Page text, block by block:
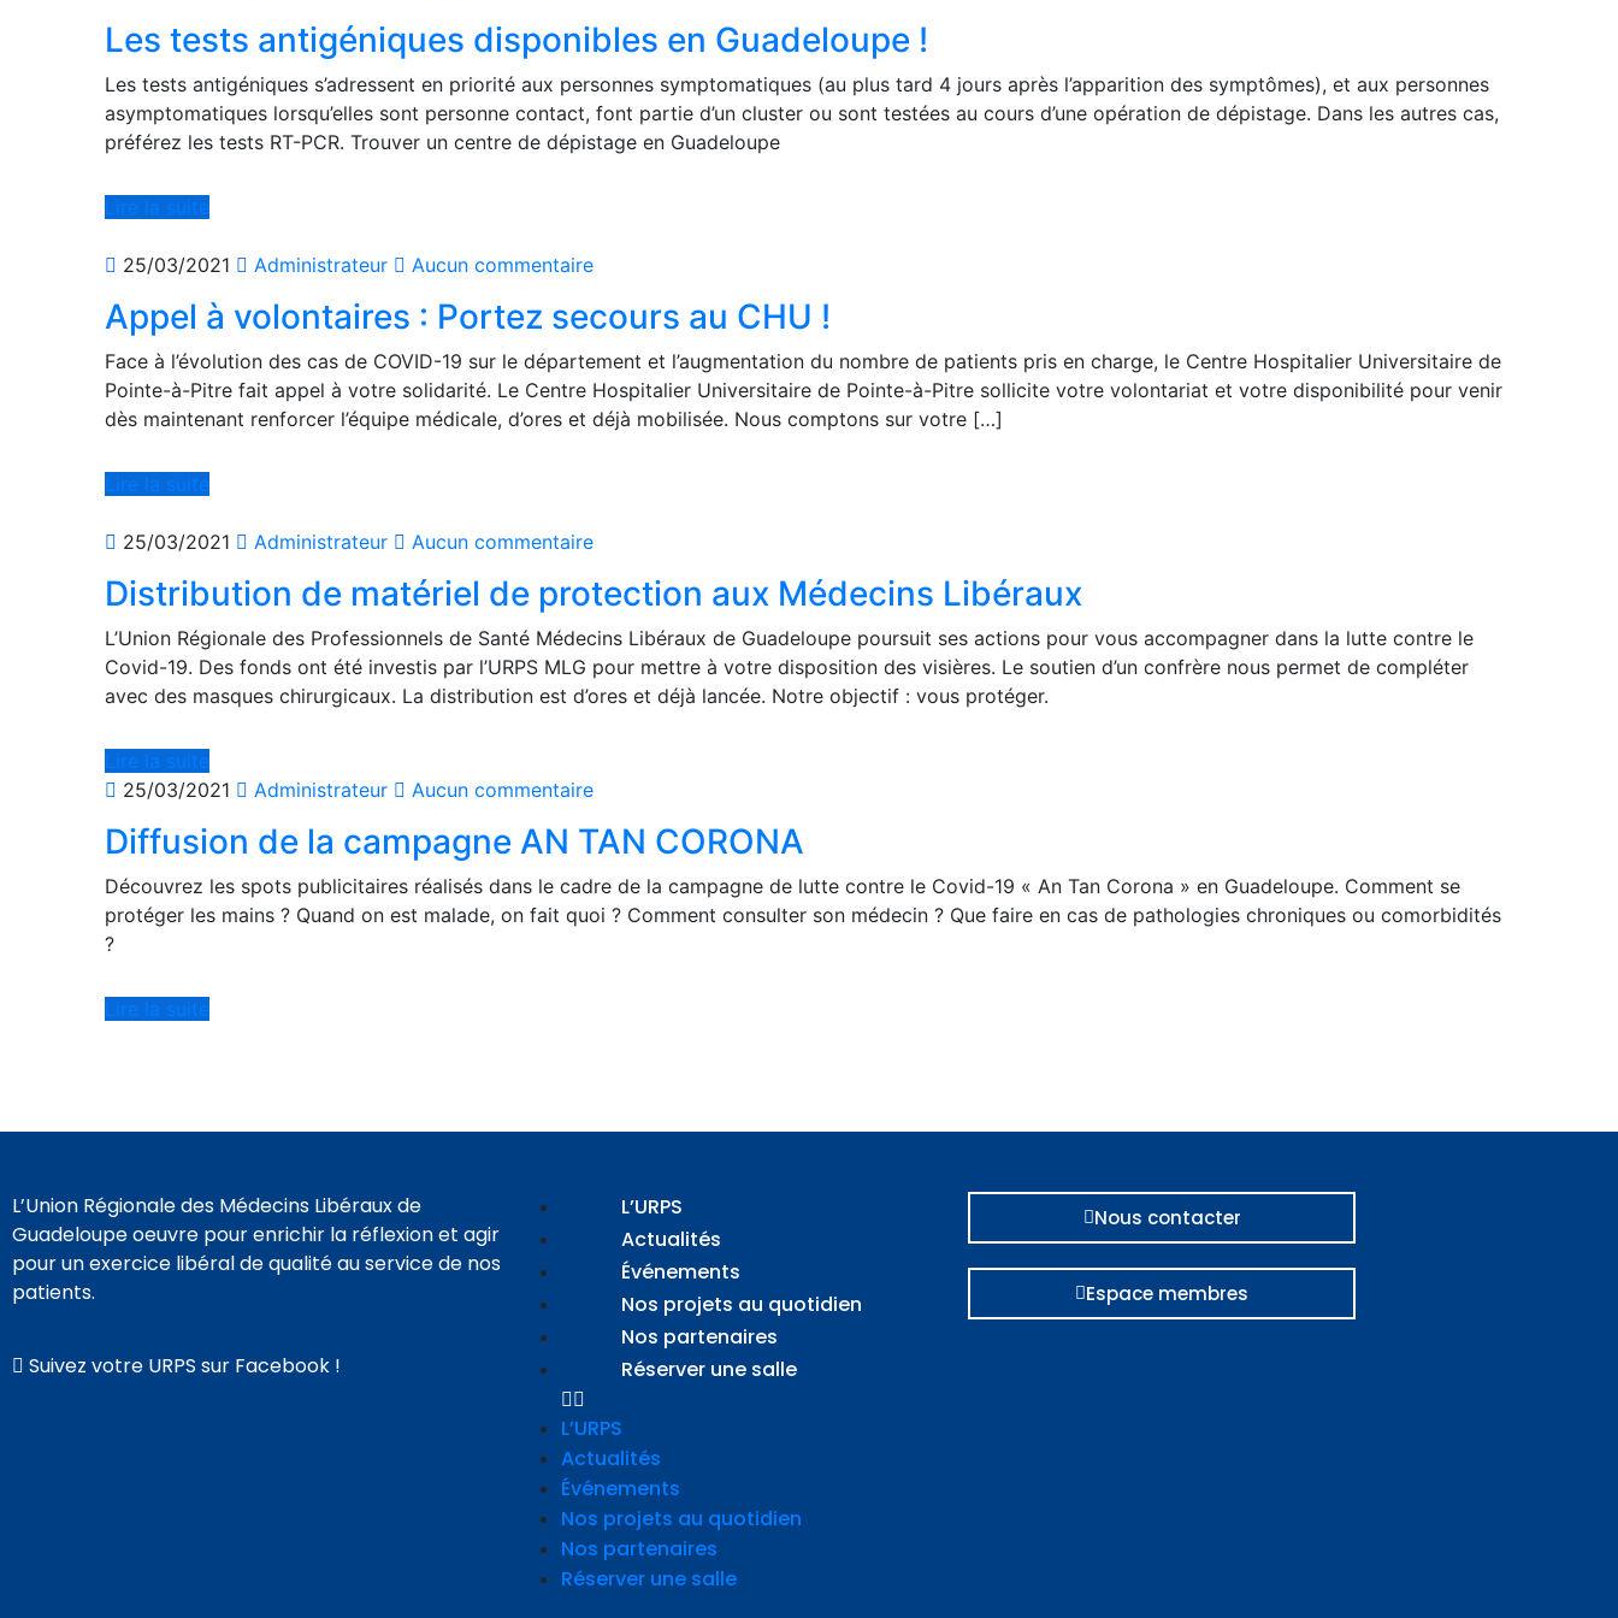
Les tests antigéniques disponibles en Guadeloupe !
Les tests antigéniques s’adressent en priorité aux personnes symptomatiques (au plus tard 4 jours après l’apparition des symptômes), et aux personnes
asymptomatiques lorsqu’elles sont personne contact, font partie d’un cluster ou sont testées au cours d’une opération de dépistage. Dans les autres cas,
préférez les tests RT-PCR. Trouver un centre de dépistage en Guadeloupe
Lire la suite
25/03/2021 Administrateur Aucun commentaire
Appel à volontaires : Portez secours au CHU !
Face à l’évolution des cas de COVID-19 sur le département et l’augmentation du nombre de patients pris en charge, le Centre Hospitalier Universitaire de
Pointe-à-Pitre fait appel à votre solidarité. Le Centre Hospitalier Universitaire de Pointe-à-Pitre sollicite votre volontariat et votre disponibilité pour venir
dès maintenant renforcer l’équipe médicale, d’ores et déjà mobilisée. Nous comptons sur votre […]
Lire la suite
25/03/2021 Administrateur Aucun commentaire
Distribution de matériel de protection aux Médecins Libéraux
L’Union Régionale des Professionnels de Santé Médecins Libéraux de Guadeloupe poursuit ses actions pour vous accompagner dans la lutte contre le
Covid-19. Des fonds ont été investis par l’URPS MLG pour mettre à votre disposition des visières. Le soutien d’un confrère nous permet de compléter
avec des masques chirurgicaux. La distribution est d’ores et déjà lancée. Notre objectif : vous protéger.
Lire la suite
25/03/2021
Administrateur Aucun commentaire
Diffusion de la campagne AN TAN CORONA
Découvrez les spots publicitaires réalisés dans le cadre de la campagne de lutte contre le Covid-19 « An Tan Corona » en Guadeloupe. Comment se
protéger les mains ? Quand on est malade, on fait quoi ? Comment consulter son médecin ? Que faire en cas de pathologies chroniques ou comorbidités
?
Lire la suite
L’Union Régionale des Médecins Libéraux de
Guadeloupe oeuvre pour enrichir la réflexion et agir
pour un exercice libéral de qualité au service de nos
patients.
Suivez votre URPS sur Facebook !
L’URPS
Actualités
Événements
Nos projets au quotidien
Nos partenaires
Réserver une salle
L’URPS
Actualités
Événements
Nos projets au quotidien
Nos partenaires
Réserver une salle
Nous contacter
Espace membres